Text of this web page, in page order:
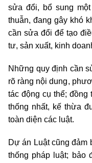
sửa đổi, bổ sung
thuẫn, đang gây khó
cần sửa đổi để tạo
tư, sản xuất, kinh
Những quy định cần
rõ ràng nội dung,
tác động cụ thể; đồng
thống nhất, kế thừa
toàn diện các luật.
Dự án Luật cũng đảm
thống pháp luật;